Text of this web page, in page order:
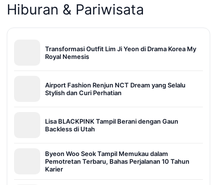
Hiburan & Pariwisata
Transformasi Outfit Lim Ji Yeon di Drama Korea My
Royal Nemesis
Airport Fashion Renjun NCT Dream yang Selalu
Stylish dan Curi Perhatian
Lisa BLACKPINK Tampil Berani dengan Gaun
Backless di Utah
Byeon Woo Seok Tampil Memukau dalam
Pemotretan Terbaru, Bahas Perjalanan 10 Tahun
Karier